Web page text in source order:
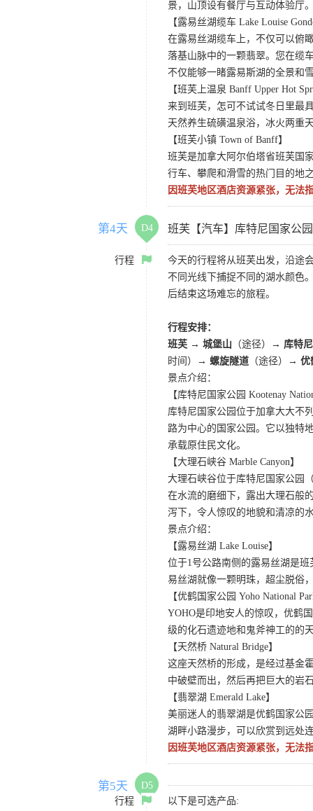
景，山顶设有餐厅与互动体验厅
【露易丝湖缆车 Lake Louise
在露易丝湖缆车上，不仅可以俯
落基山脉中的一颗翡翠。您在缆
不仅能够一睹露易斯湖的全景和
【班芙上温泉 Banff Upper Hot
来到班芙，怎可不试试冬日里最
天然养生硫磺温泉浴，冰火两重
【班芙小镇 Town of Banff】
班芙是加拿大阿尔伯塔省班芙国
行车、攀爬和滑雪的热门目的地
因班芙地区酒店资源紧张，无法
第4天 D4 班芙【汽车】库特尼国家公
行程
今天的行程将从班芙出发，沿途
不同光线下捕捉不同的湖水颜色
后结束这场难忘的旅程。
行程安排：
班芙 → 城堡山 （途径）→ 库特
时间）→ 螺旋隧道 （途径）→ 优
景点介绍：
【库特尼国家公园 Kootenay
库特尼国家公园位于加拿大大不
路为中心的国家公园。它以独特
承载原住民文化。
【大理石峡谷 Marble Canyon】
大理石峡谷位于库特尼国家公园
在水流的磨细下，露出大理石般
泻下，令人惊叹的地貌和清凉的
景点介绍：
【露易丝湖 Lake Louise】
位于1号公路南侧的露易丝湖是
易丝湖就像一颗明珠，超尘脱俗
【优鹤国家公园 Yoho National
YOHO是印地安人的惊叹，优鹤
级的化石遗迹地和鬼斧神工的的
【天然桥 Natural Bridge】
这座天然桥的形成，是经过基金
中破壁而出，然后再把巨大的岩
【翡翠湖 Emerald Lake】
美丽迷人的翡翠湖是优鹤国家公
湖畔小路漫步，可以欣赏到远处
因班芙地区酒店资源紧张，无法
第5天
D5
行程
以下是可选产品: